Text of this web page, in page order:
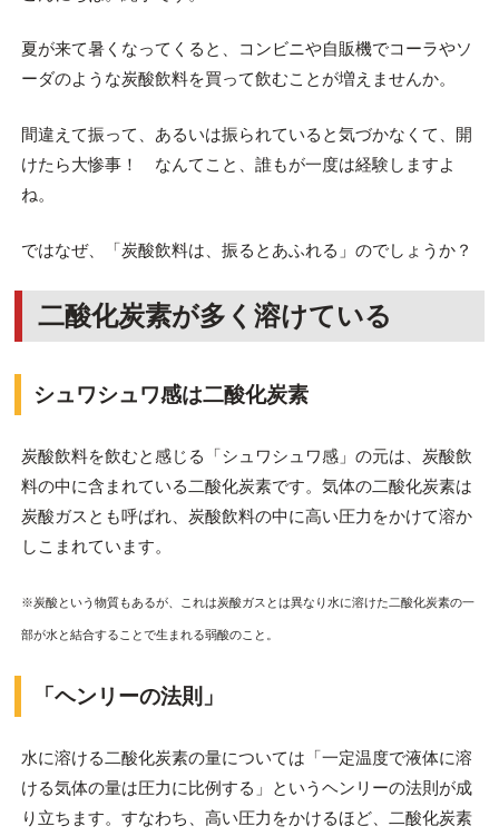
夏が来て暑くなってくると、コンビニや自販機でコーラやソ
ーダのような炭酸飲料を買って飲むことが増えませんか。
間違えて振って、あるいは振られていると気づかなくて、開
けたら大惨事！ なんてこと、誰もが一度は経験しますよ
ね。
ではなぜ、「炭酸飲料は、振るとあふれる」のでしょうか？
二酸化炭素が多く溶けている
シュワシュワ感は二酸化炭素
炭酸飲料を飲むと感じる「シュワシュワ感」の元は、炭酸飲
料の中に含まれている二酸化炭素です。気体の二酸化炭素は
炭酸ガスとも呼ばれ、炭酸飲料の中に高い圧力をかけて溶か
しこまれています。
※炭酸という物質もあるが、これは炭酸ガスとは異なり水に溶けた二酸化炭素の一
部が水と結合することで生まれる弱酸のこと。
「ヘンリーの法則」
水に溶ける二酸化炭素の量については「一定温度で液体に溶
ける気体の量は圧力に比例する」というヘンリーの法則が成
り立ちます。すなわち、高い圧力をかけるほど、二酸化炭素